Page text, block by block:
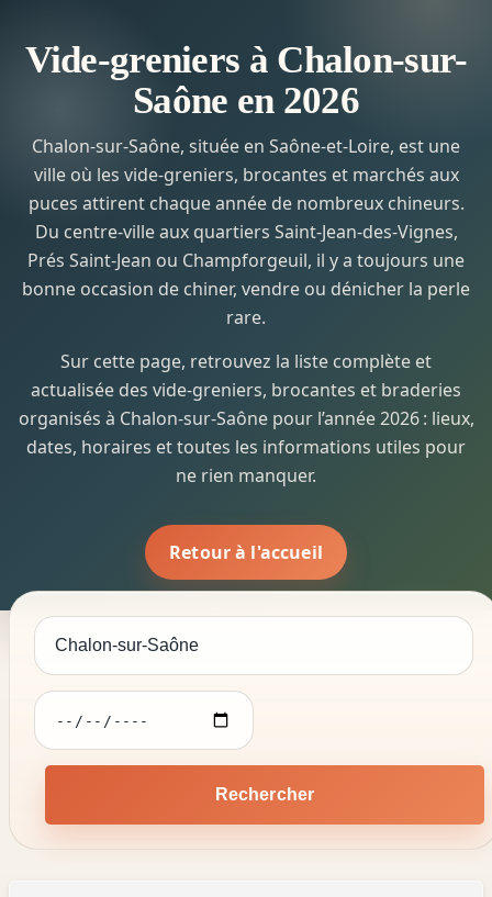
Vide-greniers à Chalon-sur-
Saône en 2026
Chalon-sur-Saône, située en Saône-et-Loire, est une
ville où les vide-greniers, brocantes et marchés aux
puces attirent chaque année de nombreux chineurs.
Du centre-ville aux quartiers Saint-Jean-des-Vignes,
Prés Saint-Jean ou Champforgeuil, il y a toujours une
bonne occasion de chiner, vendre ou dénicher la perle
rare.
Sur cette page, retrouvez la liste complète et
actualisée des vide-greniers, brocantes et braderies
organisés à Chalon-sur-Saône pour l’année 2026 : lieux,
dates, horaires et toutes les informations utiles pour
ne rien manquer.
Retour à l'accueil
Rechercher